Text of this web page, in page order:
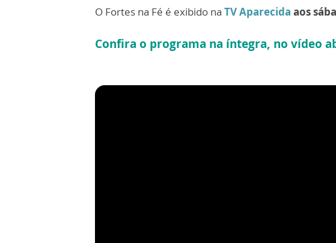
O Fortes na Fé é exibido na TV Aparecida aos
Confira o programa na íntegra, no vídeo